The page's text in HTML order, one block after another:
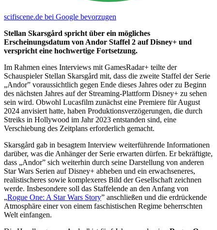
scifiscene.de bei Google bevorzugen
Stellan Skarsgård spricht über ein mögliches
Erscheinungsdatum von Andor Staffel 2 auf Disney+ und
verspricht eine hochwertige Fortsetzung.
Im Rahmen eines Interviews mit GamesRadar+ teilte der
Schauspieler Stellan Skarsgård mit, dass die zweite Staffel der Serie
„Andor” voraussichtlich gegen Ende dieses Jahres oder zu Beginn
des nächsten Jahres auf der Streaming-Plattform Disney+ zu sehen
sein wird. Obwohl Lucasfilm zunächst eine Premiere für August
2024 anvisiert hatte, haben Produktionsverzögerungen, die durch
Streiks in Hollywood im Jahr 2023 entstanden sind, eine
Verschiebung des Zeitplans erforderlich gemacht.
Skarsgård gab in besagtem Interview weiterführende Informationen
darüber, was die Anhänger der Serie erwarten dürfen. Er bekräftigte,
dass „Andor” sich weiterhin durch seine Darstellung von anderen
Star Wars Serien auf Disney+ abheben und ein erwachseneres,
realistischeres sowie komplexeres Bild der Gesellschaft zeichnen
werde. Insbesondere soll das Staffelende an den Anfang von
„Rogue One: A Star Wars Story” anschließen und die erdrückende
Atmosphäre einer von einem faschistischen Regime beherrschten
Welt einfangen.